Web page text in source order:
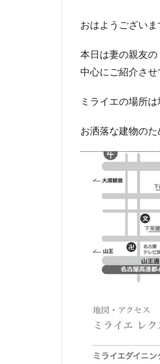
おはようござい
本日は妻の親友
中心にご紹介させ
ミライエの場所
お洒落な建物の